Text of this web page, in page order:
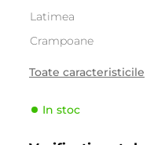
Latimea
Crampoane
Tara
Tipul de vehicul
Toate caracteristicile
In stoc